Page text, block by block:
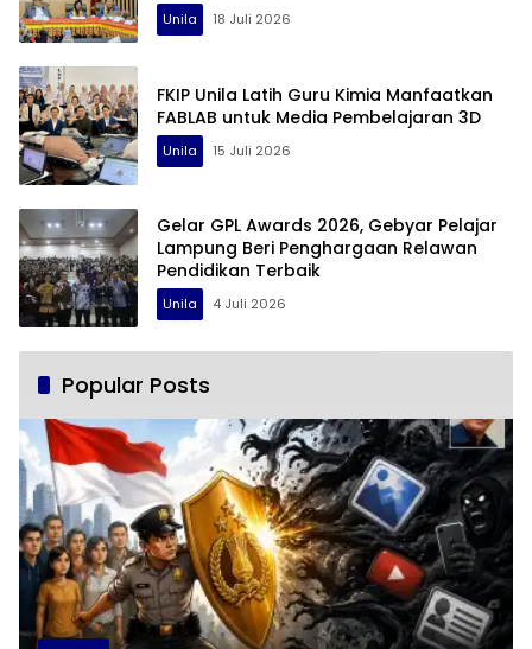
Unila 18 Juli 2026
FKIP Unila Latih Guru Kimia Manfaatkan
FABLAB untuk Media Pembelajaran 3D
Unila 15 Juli 2026
Gelar GPL Awards 2026, Gebyar Pelajar
Lampung Beri Penghargaan Relawan
Pendidikan Terbaik
Unila 4 Juli 2026
Popular Posts